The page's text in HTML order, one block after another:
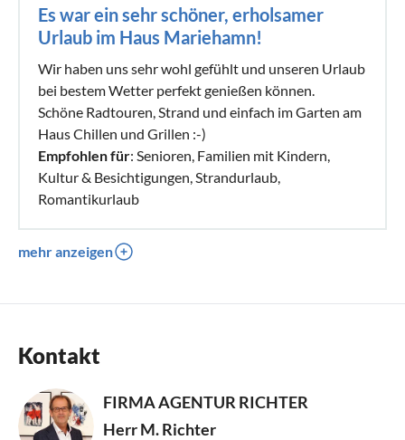
Es war ein sehr schöner, erholsamer
Urlaub im Haus Mariehamn!
Wir haben uns sehr wohl gefühlt und unseren Urlaub
bei bestem Wetter perfekt genießen können.
Schöne Radtouren, Strand und einfach im Garten am
Haus Chillen und Grillen :-)
Empfohlen für: Senioren, Familien mit Kindern,
Kultur & Besichtigungen, Strandurlaub,
Romantikurlaub
mehr anzeigen
Kontakt
FIRMA AGENTUR RICHTER
Herr M. Richter